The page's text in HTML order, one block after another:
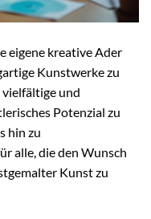
eigene kreative Ader
Kunstwerke zu
vielfältige und
Potenzial zu
hin zu
alle, die den Wunsch
Kunst zu